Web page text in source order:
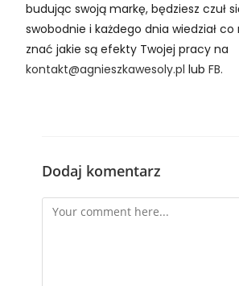
budując swoją markę, będziesz czuł
swobodnie i każdego dnia wiedział co
znać jakie są efekty Twojej pracy na
kontakt@agnieszkawesoly.pl lubFB.
Dodaj komentarz